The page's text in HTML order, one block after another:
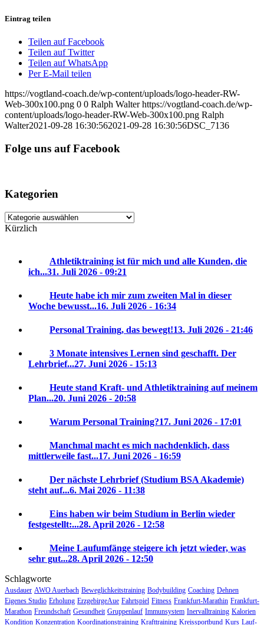
Eintrag teilen
Teilen auf Facebook
Teilen auf Twitter
Teilen auf WhatsApp
Per E-Mail teilen
https://vogtland-coach.de/wp-content/uploads/logo-header-RW-
Web-300x100.png 0 0 Ralph Walter https://vogtland-coach.de/wp-
content/uploads/logo-header-RW-Web-300x100.png Ralph
Walter2021-09-28 16:30:562021-09-28 16:30:56DSC_7136
Folge uns auf Facebook
Kategorien
Kategorien
Kürzlich
Athletiktraining ist für mich und alle Kunden, die
ich...31. Juli 2026 - 09:21
Heute habe ich mir zum zweiten Mal in dieser
Woche bewusst...16. Juli 2026 - 16:34
Personal Training, das bewegt!13. Juli 2026 - 21:46
3 Monate intensives Lernen sind geschafft. Der
Lehrbrief...27. Juni 2026 - 15:13
Heute stand Kraft- und Athletiktraining auf meinem
Plan...20. Juni 2026 - 20:58
Warum Personal Training?17. Juni 2026 - 17:01
Manchmal macht es mich nachdenklich, dass
mittlerweile fast...17. Juni 2026 - 16:59
Der nächste Lehrbrief (Studium BSA Akademie)
steht auf...6. Mai 2026 - 11:38
Eins haben wir beim Studium in Berlin wieder
festgestellt:...28. April 2026 - 12:58
Meine Laufumfänge steigere ich jetzt wieder, was
sehr gut...28. April 2026 - 12:50
Schlagworte
Ausdauer AWO Auerbach Beweglichkeitstraining Bodybuilding Coaching Dehnen
Eigenes Studio Erholung ErzgebirgeAue Fahrtspiel Fitness Frankfurt-Marathin Frankfurt-
Marathon Freundschaft Gesundheit Gruppenlauf Immunsystem Inervalltraining Kalorien
Kondition Konzentration Koordinationstraining Krafttraining Kreissportbund Kurs Lauf-